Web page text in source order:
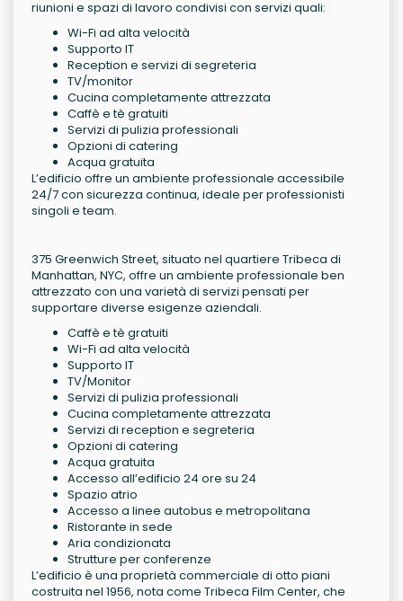
riunioni e spazi di lavoro condivisi con servizi quali:
Wi-Fi ad alta velocità
Supporto IT
Reception e servizi di segreteria
TV/monitor
Cucina completamente attrezzata
Caffè e tè gratuiti
Servizi di pulizia professionali
Opzioni di catering
Acqua gratuita
L’edificio offre un ambiente professionale accessibile
24/7 con sicurezza continua, ideale per professionisti
singoli e team.
375 Greenwich Street, situato nel quartiere Tribeca di
Manhattan, NYC, offre un ambiente professionale ben
attrezzato con una varietà di servizi pensati per
supportare diverse esigenze aziendali.
Caffè e tè gratuiti
Wi-Fi ad alta velocità
Supporto IT
TV/Monitor
Servizi di pulizia professionali
Cucina completamente attrezzata
Servizi di reception e segreteria
Opzioni di catering
Acqua gratuita
Accesso all’edificio 24 ore su 24
Spazio atrio
Accesso a linee autobus e metropolitana
Ristorante in sede
Aria condizionata
Strutture per conferenze
L’edificio è una proprietà commerciale di otto piani
costruita nel 1956, nota come Tribeca Film Center, che